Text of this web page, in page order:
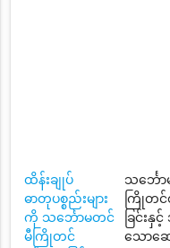
ထိန်းချုပ်
ဓာတုပစ္စည်းများ
ကို သင်္ဘောမတင်
မီကြိုတင်
သင်္ဘေ
ကြိုတင်
ခြင်းနှင့်
သောဆ